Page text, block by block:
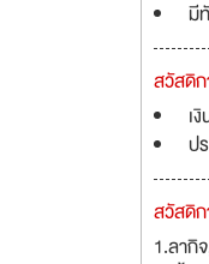
มี
สวัสดิ
เ
ป
สวัสดิ
1.ลากิ